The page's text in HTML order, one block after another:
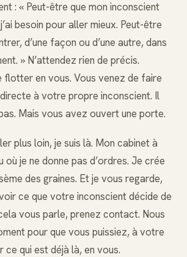
: « Peut-être que mon inconscient
besoin pour aller mieux. Peut-être
d’une façon ou d’une autre, dans
» N’attendez rien de précis.
flotter en vous. Vous venez de faire
à votre propre inconscient. Il
Mais vous avez ouvert une porte.
plus loin, je suis là. Mon cabinet à
où je ne donne pas d’ordres. Je crée
des graines. Et je vous regarde,
ce que votre inconscient décide de
vous parle, prenez contact. Nous
pour que vous puissiez, à votre
qui est déjà là, en vous.